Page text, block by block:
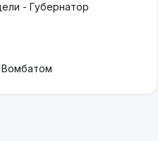
- Губернатор
Вомбатом